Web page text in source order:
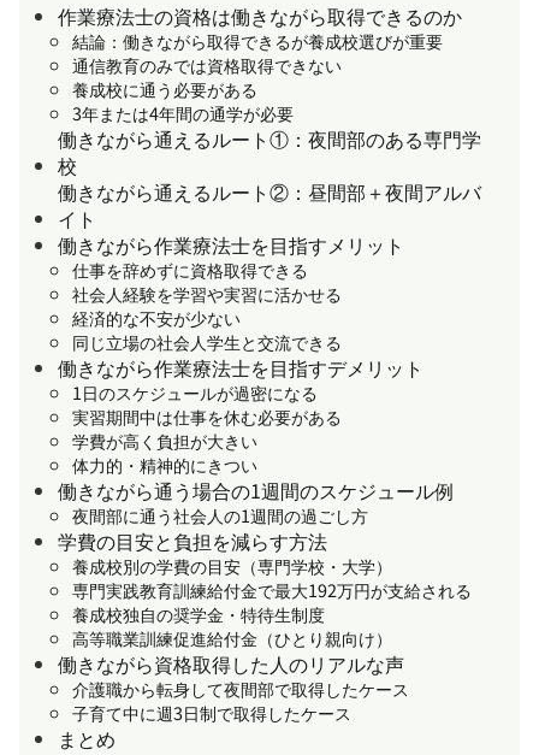
作業療法士の資格は働きながら取得できるのか
結論：働きながら取得できるが養成校選びが重要
通信教育のみでは資格取得できない
養成校に通う必要がある
3年または4年間の通学が必要
働きながら通えるルート①：夜間部のある専門学
校
働きながら通えるルート②：昼間部＋夜間アルバ
イト
働きながら作業療法士を目指すメリット
仕事を辞めずに資格取得できる
社会人経験を学習や実習に活かせる
経済的な不安が少ない
同じ立場の社会人学生と交流できる
働きながら作業療法士を目指すデメリット
1日のスケジュールが過密になる
実習期間中は仕事を休む必要がある
学費が高く負担が大きい
体力的・精神的にきつい
働きながら通う場合の1週間のスケジュール例
夜間部に通う社会人の1週間の過ごし方
学費の目安と負担を減らす方法
養成校別の学費の目安（専門学校・大学）
専門実践教育訓練給付金で最大192万円が支給される
養成校独自の奨学金・特待生制度
高等職業訓練促進給付金（ひとり親向け）
働きながら資格取得した人のリアルな声
介護職から転身して夜間部で取得したケース
子育て中に週3日制で取得したケース
まとめ